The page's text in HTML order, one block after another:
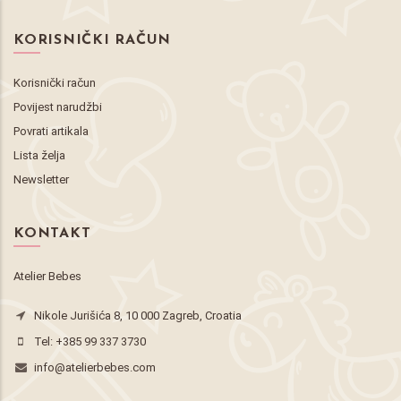
KORISNIČKI RAČUN
Korisnički račun
Povijest narudžbi
Povrati artikala
Lista želja
Newsletter
KONTAKT
Atelier Bebes
Nikole Jurišića 8, 10 000 Zagreb, Croatia
Tel: +385 99 337 3730
info@atelierbebes.com